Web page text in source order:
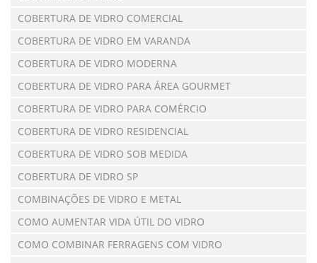
COBERTURA DE VIDRO COMERCIAL
COBERTURA DE VIDRO EM VARANDA
COBERTURA DE VIDRO MODERNA
COBERTURA DE VIDRO PARA ÁREA GOURMET
COBERTURA DE VIDRO PARA COMÉRCIO
COBERTURA DE VIDRO RESIDENCIAL
COBERTURA DE VIDRO SOB MEDIDA
COBERTURA DE VIDRO SP
COMBINAÇÕES DE VIDRO E METAL
COMO AUMENTAR VIDA ÚTIL DO VIDRO
COMO COMBINAR FERRAGENS COM VIDRO